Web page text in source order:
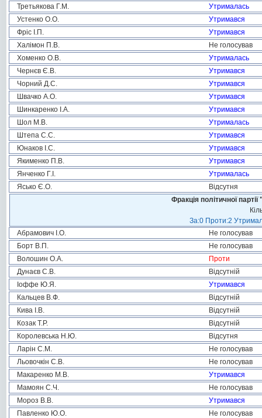
Третьякова Г.М.
Утрималась
Устенко О.О.
Утримався
Фріс І.П.
Утримався
Халімон П.В.
Не голосував
Хоменко О.В.
Утрималась
Чернєв Є.В.
Утримався
Чорний Д.С.
Утримався
Швачко А.О.
Утримався
Шинкаренко І.А.
Утримався
Шол М.В.
Утрималась
Штепа С.С.
Утримався
Юнаков І.С.
Утримався
Якименко П.В.
Утримався
Янченко Г.І.
Утрималась
Ясько Є.О.
Відсутня
Фракція політичної
За:0 Проти:2
Абрамович І.О.
Не голосував
Борт В.П.
Не голосував
Волошин О.А.
Проти
Дунаєв С.В.
Відсутній
Іоффе Ю.Я.
Утримався
Кальцев В.Ф.
Відсутній
Кива І.В.
Відсутній
Козак Т.Р.
Відсутній
Королевська Н.Ю.
Відсутня
Ларін С.М.
Не голосував
Льовочкін С.В.
Не голосував
Макаренко М.В.
Утримався
Мамоян С.Ч.
Не голосував
Мороз В.В.
Утримався
Павленко Ю.О.
Не голосував